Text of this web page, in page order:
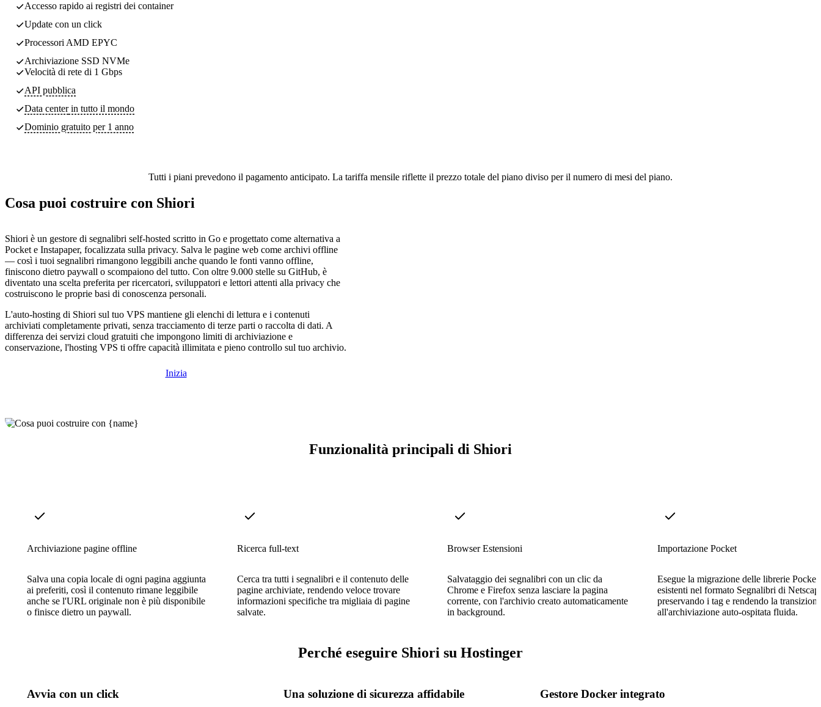
Accesso rapido ai registri dei container
Update con un click
Processori AMD EPYC
Archiviazione SSD NVMe
Velocità di rete di 1 Gbps
API pubblica
Data centerin tutto il mondo
Dominio gratuito per 1 anno
Tutti i piani prevedono il pagamento anticipato. La tariffa mensile riflette il prezzo totale del piano diviso per il numero di mesi del piano.
Cosa puoi costruire con Shiori
Shiori è un gestore di segnalibri self-hosted scritto in Go e progettato come alternativa a
Pocket e Instapaper, focalizzata sulla privacy. Salva le pagine web come archivi offline
— così i tuoi segnalibri rimangono leggibili anche quando le fonti vanno offline,
finiscono dietro paywall o scompaiono del tutto. Con oltre 9.000 stelle su GitHub, è
diventato una scelta preferita per ricercatori, sviluppatori e lettori attenti alla privacy che
costruiscono le proprie basi di conoscenza personali.
L'auto-hosting di Shiori sul tuo VPS mantiene gli elenchi di lettura e i contenuti
archiviati completamente privati, senza tracciamento di terze parti o raccolta di dati. A
differenza dei servizi cloud gratuiti che impongono limiti di archiviazione e
conservazione, l'hosting VPS ti offre capacità illimitata e pieno controllo sul tuo archivio.
Inizia
Funzionalità principali di Shiori
Archiviazione pagine offline
Salva una copia locale di ogni pagina aggiunta
ai preferiti, così il contenuto rimane leggibile
anche se l'URL originale non è più disponibile
o finisce dietro un paywall.
Ricerca full-text
Cerca tra tutti i segnalibri e il contenuto delle
pagine archiviate, rendendo veloce trovare
informazioni specifiche tra migliaia di pagine
salvate.
Browser Estensioni
Salvataggio dei segnalibri con un clic da
Chrome e Firefox senza lasciare la pagina
corrente, con l'archivio creato automaticamente
in background.
Importazione Pocket
Esegue la migrazione delle librerie Pocket
esistenti nel formato Segnalibri di
preservando i tag e rendendo la transizione
all'archiviazione auto-ospitata fluida.
Perché eseguire Shiori su Hostinger
Avvia con un click Una soluzione di sicurezza affidabile Gestore Docker integrato